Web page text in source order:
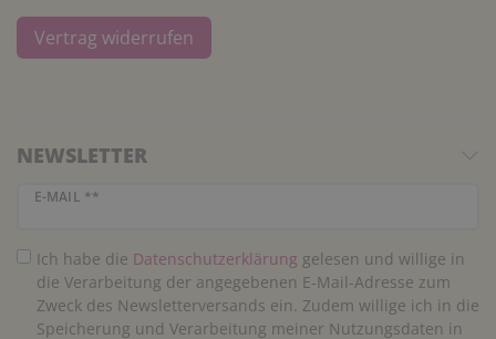
Vertrag widerrufen
NEWSLETTER
E-MAIL **
Newsletter Honig
Ich habe die Daten­schutz­erklärung gelesen und willige in
die Verarbeitung der angegebenen E-Mail-Adresse zum
Zweck des Newsletterversands ein. Zudem willige ich in die
Speicherung und Verarbeitung meiner Nutzungsdaten in